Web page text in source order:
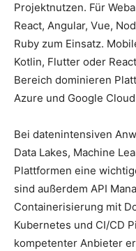
Projektnutzen. Für
React, Angular, Vue,
Ruby zum Einsatz.
Kotlin, Flutter oder
Bereich dominieren
Azure und Google
Bei datenintensiven
Data Lakes, Machine
Plattformen eine
sind außerdem API
Containerisierung mit
Kubernetes und CI/CD
kompetenter Anbieter